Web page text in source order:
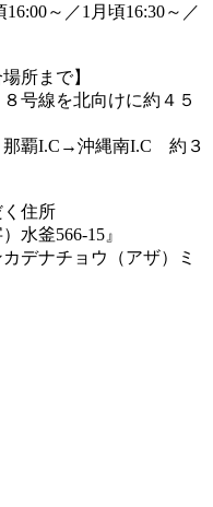
～／1月頃16:30～／
所まで】
号線を北向けに約４５
那覇I.C→沖縄南I.C 約３
住所
水釜566-15』
デナチョウ（アザ）ミ